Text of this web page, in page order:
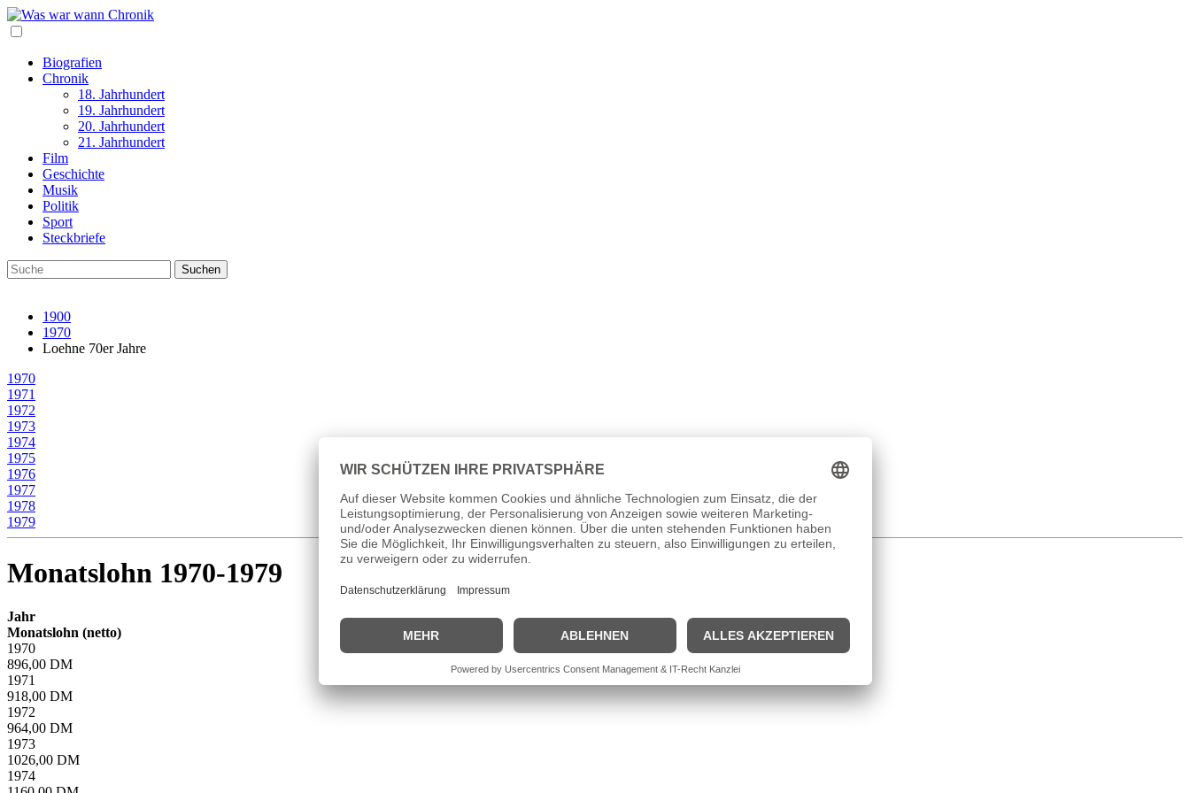
Biografien
Chronik
18. Jahrhundert
19. Jahrhundert
20. Jahrhundert
21. Jahrhundert
Film
Geschichte
Musik
Politik
Sport
Steckbriefe
1900
1970
Loehne 70er Jahre
1970
1971
1972
1973
1974
1975
1976
1977
1978
1979
Monatslohn 1970-1979
Jahr
Monatslohn (netto)
1970
896,00 DM
1971
918,00 DM
1972
964,00 DM
1973
1026,00 DM
1974